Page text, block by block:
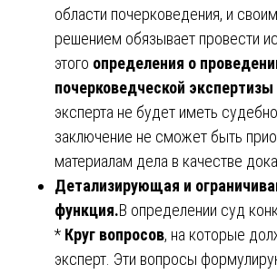
области почерковедения, и
решением обязывает провести
этого определения о
почерковедческой экспертизы
эксперта не будет иметь
заключение не сможет быть
материалам дела в качестве
Детализирующая и
функция.В определении суд
* Круг вопросов, на которые
эксперт. Эти вопросы